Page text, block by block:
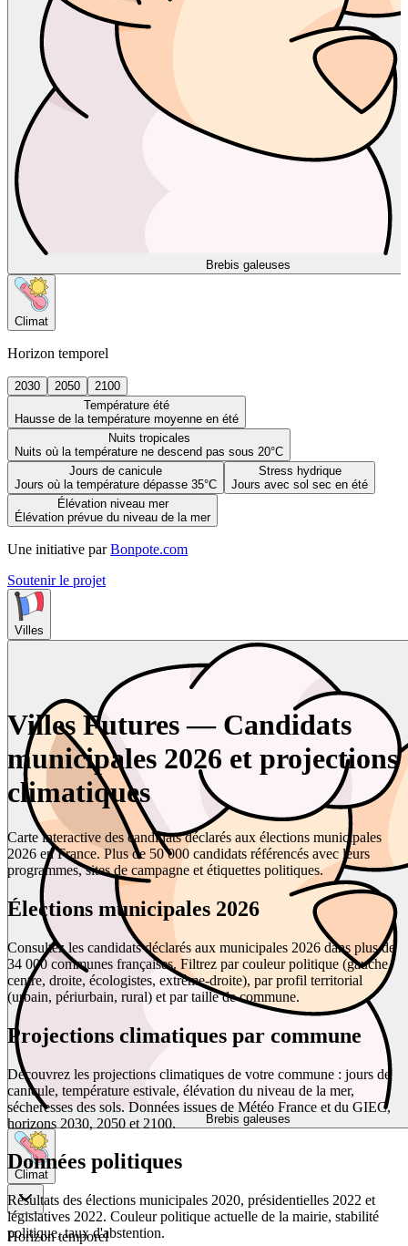
Brebis galeuses
Climat
Horizon temporel
2030 2050
2100
Température été
Hausse de la température moyenne en été
Nuits tropicales
Nuits où la température ne descend pas sous 20°C
Jours de canicule
Jours où la température dépasse 35°C
Stress hydrique
Jours avec sol sec en été
Élévation niveau mer
Élévation prévue du niveau de la mer
Une initiative par Bonpote.com
Soutenir le projet
Villes
Brebis galeuses
Climat
Horizon temporel
Villes Futures — Candidats
municipales 2026 et projections
climatiques
Carte interactive des candidats déclarés aux élections municipales
2026 en France. Plus de 50 000 candidats référencés avec leurs
programmes, sites de campagne et étiquettes politiques.
Élections municipales 2026
Consultez les candidats déclarés aux municipales 2026 dans plus de
34 000 communes françaises. Filtrez par couleur politique (gauche,
centre, droite, écologistes, extrême-droite), par profil territorial
(urbain, périurbain, rural) et par taille de commune.
Projections climatiques par commune
Découvrez les projections climatiques de votre commune : jours de
canicule, température estivale, élévation du niveau de la mer,
sécheresses des sols. Données issues de Météo France et du GIEC,
horizons 2030, 2050 et 2100.
Données politiques
Résultats des élections municipales 2020, présidentielles 2022 et
législatives 2022. Couleur politique actuelle de la mairie, stabilité
politique, taux d'abstention.